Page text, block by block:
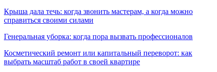
Крыша дала течь: когда звонить мастерам, а когда можно
справиться своими силами
Генеральная уборка: когда пора вызвать профессионалов
Косметический ремонт или капитальный переворот: как
выбрать масштаб работ в своей квартире